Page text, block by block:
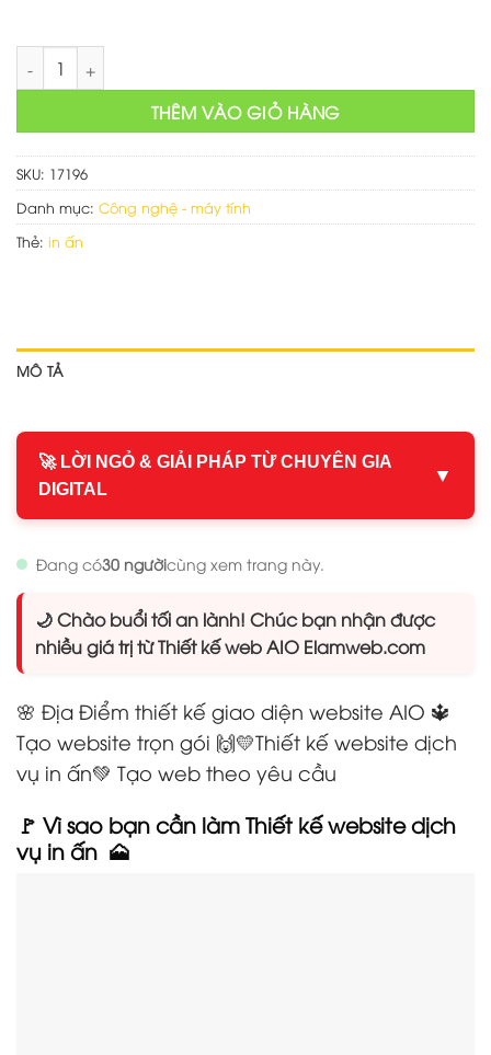
Thiết kế website dịch vụ in ấn số lượng
THÊM VÀO GIỎ HÀNG
SKU: 17196
Danh mục: Công nghệ - máy tính
Thẻ: in ấn
MÔ TẢ
🚀 LỜI NGỎ & GIẢI PHÁP TỪ CHUYÊN GIA
DIGITAL
▼
Đang có30 ngườicùng xem trang này.
🌙 Chào buổi tối an lành! Chúc bạn nhận được
nhiều giá trị từ Thiết kế web AIO Elamweb.com
🌸 Địa Điểm thiết kế giao diện website AIO 🔱
Tạo website trọn gói 🙌💛Thiết kế website dịch
vụ in ấn💚 Tạo web theo yêu cầu
🚩 Vì sao bạn cần làm Thiết kế website dịch
vụ in ấn 🗻